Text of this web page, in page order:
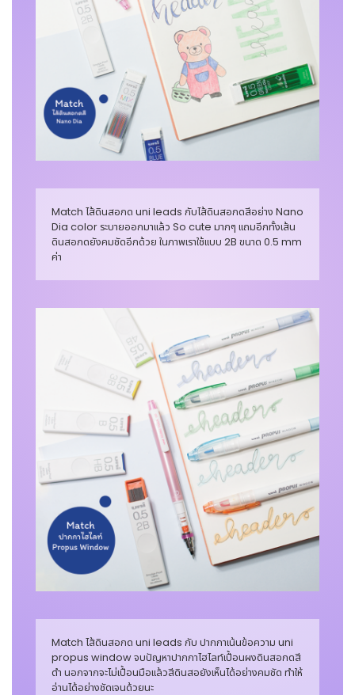
Match ไส้ดินสอกด uni leads กับไส้ดินสอกดสีอย่าง Nano
Dia color ระบายออกมาแล้ว So cute มากๆ แถมอีกทั้งเส้น
ดินสอกดยังคมชัดอีกด้วย ในภาพเราใช้แบบ 2B ขนาด 0.5 mm
ค่า
Match ไส้ดินสอกด uni leads กับ ปากกาเน้นข้อความ uni
propus window จบปัญหาปากกาไฮไลท์เปื้อนผงดินสอกดสี
ดำ นอกจากจะไม่เปื้อนมือแล้วสีดินสอยังเห็นได้อย่างคมชัด ทำให้
อ่านได้อย่างชัดเจนด้วยนะ